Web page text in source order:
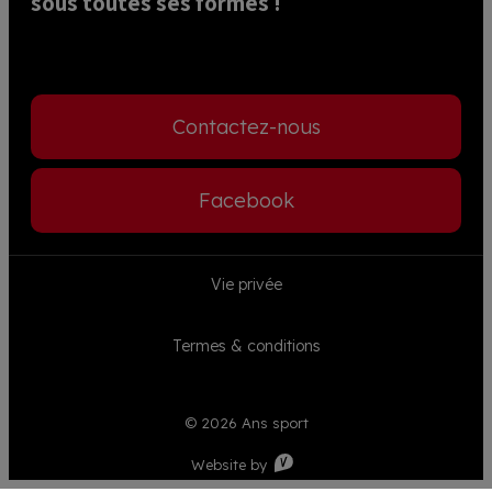
Contactez-nous
Facebook
Footer
Vie privée
Termes & conditions
© 2026 Ans sport
Website by